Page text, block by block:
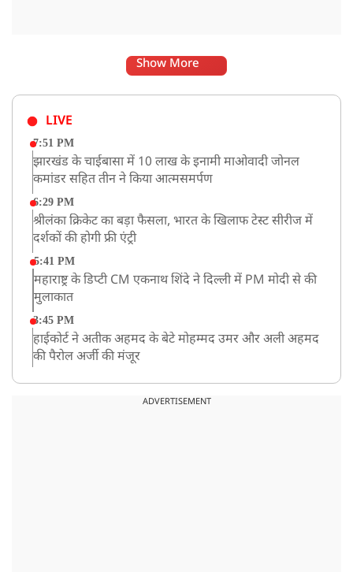
Show More
LIVE
7:51 PM
झारखंड के चाईबासा में 10 लाख के इनामी माओवादी जोनल
कमांडर सहित तीन ने किया आत्मसमर्पण
6:29 PM
श्रीलंका क्रिकेट का बड़ा फैसला, भारत के खिलाफ टेस्ट सीरीज में
दर्शकों की होगी फ्री एंट्री
5:41 PM
महाराष्ट्र के डिप्टी CM एकनाथ शिंदे ने दिल्ली में PM मोदी से की
मुलाकात
3:45 PM
हाईकोर्ट ने अतीक अहमद के बेटे मोहम्मद उमर और अली अहमद
की पैरोल अर्जी की मंजूर
CM योगी का सपा पर हमला, कहा- वोट बैंक की राजनीति ने
ADVERTISEMENT